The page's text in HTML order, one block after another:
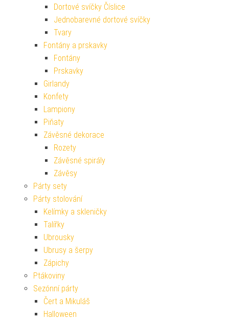
Dortové svíčky Číslice
Jednobarevné dortové svíčky
Tvary
Fontány a prskavky
Fontány
Prskavky
Girlandy
Konfety
Lampiony
Piňaty
Závěsné dekorace
Rozety
Závěsné spirály
Závěsy
Párty sety
Párty stolování
Kelímky a skleničky
Talířky
Ubrousky
Ubrusy a šerpy
Zápichy
Ptákoviny
Sezónní párty
Čert a Mikuláš
Halloween